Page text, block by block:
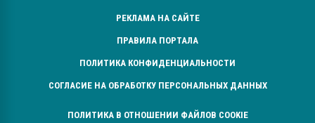
РЕКЛАМА НА САЙТЕ
ПРАВИЛА ПОРТАЛА
ПОЛИТИКА КОНФИДЕНЦИАЛЬНОСТИ
СОГЛАСИЕ НА ОБРАБОТКУ ПЕРСОНАЛЬНЫХ ДАННЫХ
ПОЛИТИКА В ОТНОШЕНИИ ФАЙЛОВ COOKIE